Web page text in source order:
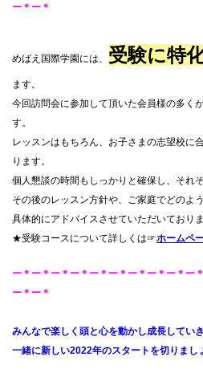
ー＊ー＊
めばえ国際学園には、 受験に特
ます。
今回訪問会に参加して頂いた会員様の多く
す。
レッスンはもちろん、お子さまの志望校に
ります。
個人懇談の時間もしっかりと確保し、それ
その後のレッスン方針や、ご家庭でどのよ
具体的にアドバイスさせていただいておりま
★受験コースについて詳しくは☞ホームペ
ー＊ー＊ー＊ー＊ー＊ー＊ー＊ー＊ー＊ー
ー＊ー＊
みんなで楽しく頭と心を動かし成長してい
一緒に新しい2022年のスタートを切りまし